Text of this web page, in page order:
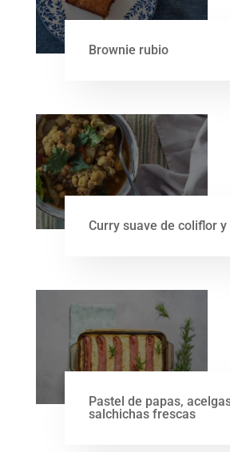
Brownie rubio
Curry suave de coliflor
Pastel de papas,
salchichas frescas